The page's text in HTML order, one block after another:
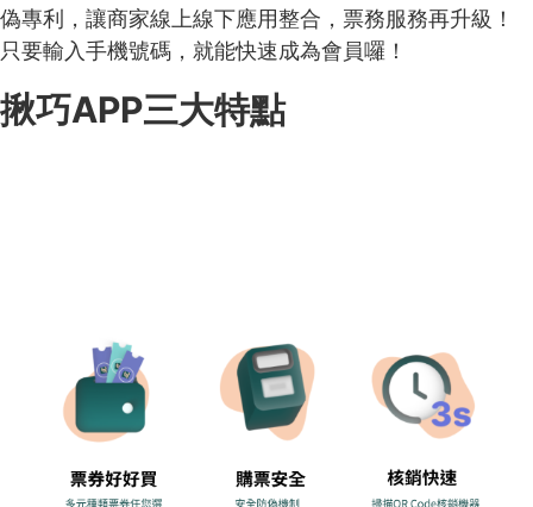
偽專利，讓商家線上線下應用整合，票務服務再升級！
只要輸入手機號碼，就能快速成為會員囉！
揪巧APP三大特點